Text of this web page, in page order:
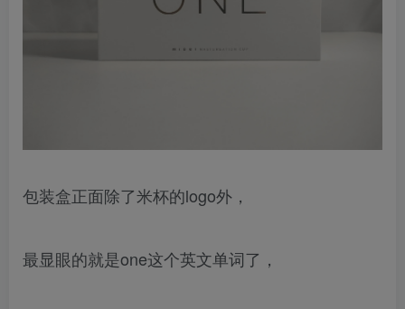
包装盒正面除了米杯的logo外，
最显眼的就是one这个英文单词了，